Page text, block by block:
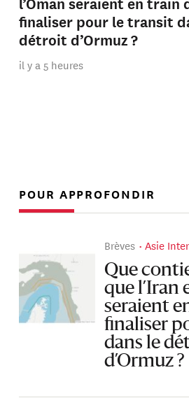
finaliser pour le transit
détroit d’Ormuz ?
il y a 5 heures
POUR APPROFONDIR
Brèves Asie
Que
que l’Iran
seraient
finaliser
dans le
d’Ormuz ?